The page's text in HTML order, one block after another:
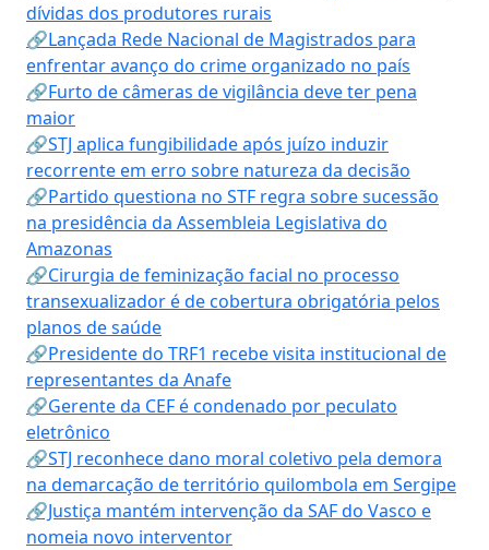
dívidas dos produtores rurais
🔗Lançada Rede Nacional de Magistrados para
enfrentar avanço do crime organizado no país
🔗Furto de câmeras de vigilância deve ter pena
maior
🔗STJ aplica fungibilidade após juízo induzir
recorrente em erro sobre natureza da decisão
🔗Partido questiona no STF regra sobre sucessão
na presidência da Assembleia Legislativa do
Amazonas
🔗Cirurgia de feminização facial no processo
transexualizador é de cobertura obrigatória pelos
planos de saúde
🔗Presidente do TRF1 recebe visita institucional de
representantes da Anafe
🔗Gerente da CEF é condenado por peculato
eletrônico
🔗STJ reconhece dano moral coletivo pela demora
na demarcação de território quilombola em Sergipe
🔗Justiça mantém intervenção da SAF do Vasco e
nomeia novo interventor